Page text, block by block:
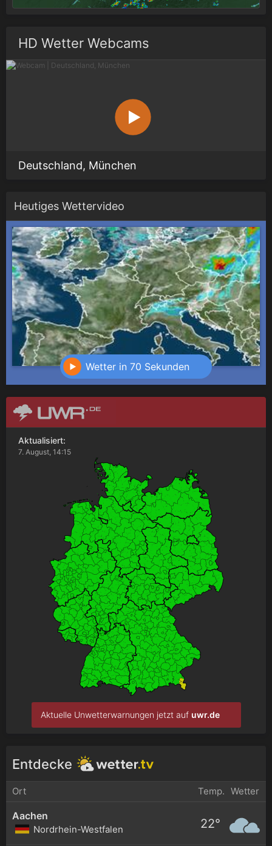
HD Wetter Webcams
Deutschland, München
Heutiges Wettervideo
Wetter in 70 Sekunden
Aktualisiert:
7. August, 14:15
Aktuelle Unwetterwarnungen jetzt auf uwr.de
Entdecke
Ort Temp. Wetter
Aachen
Nordrhein-Westfalen 22°